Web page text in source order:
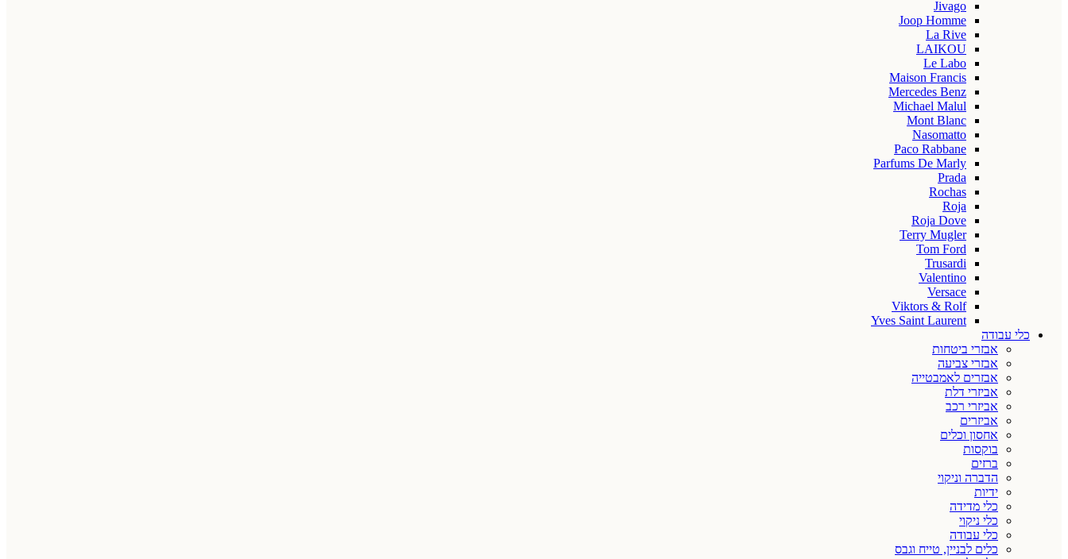
Jivago
Joop Homme
La Rive
LAIKOU
Le Labo
Maison Francis
Mercedes Benz
Michael Malul
Mont Blanc
Nasomatto
Paco Rabbane
Parfums De Marly
Prada
Rochas
Roja
Roja Dove
Terry Mugler
Tom Ford
Trusardi
Valentino
Versace
Viktors & Rolf
Yves Saint Laurent
כלי עבודה
אבזרי ביטחות
אבזרי צביעה
אבזרים לאמבטייה
אביזרי דלת
אביזרי רכב
אביזרים
אחסון וכלים
בוקסות
ברזים
הדברה וניקוי
ידיות
כלי מדידה
כלי ניקוי
כלי עבודה
כלים לבניין, טייח וגבס